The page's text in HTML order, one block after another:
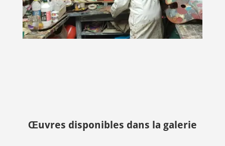
Œuvres disponibles dans la galerie